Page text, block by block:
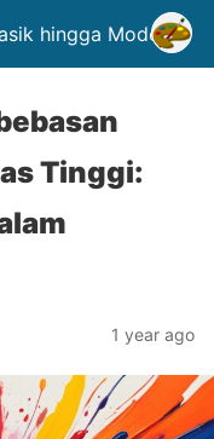
hingga Modern.
Tinggi:
1 year ago